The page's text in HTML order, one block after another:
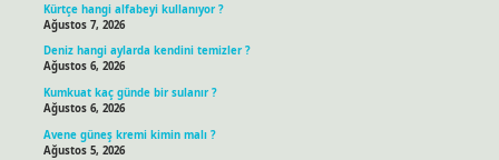
Kürtçe hangi alfabeyi kullanıyor ?
Ağustos 7, 2026
Deniz hangi aylarda kendini temizler ?
Ağustos 6, 2026
Kumkuat kaç günde bir sulanır ?
Ağustos 6, 2026
Avene güneş kremi kimin malı ?
Ağustos 5, 2026